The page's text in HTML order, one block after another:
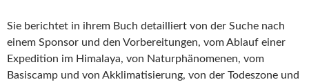
Sie berichtet in ihrem Buch detailliert von der Suche nach
einem Sponsor und den Vorbereitungen, vom Ablauf einer
Expedition im Himalaya, von Naturphänomenen, vom
Basiscamp und von Akklimatisierung, von der Todeszone und